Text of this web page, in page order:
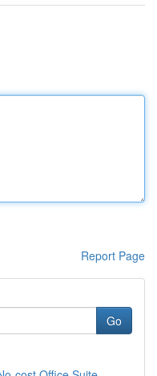
Report Page
Go